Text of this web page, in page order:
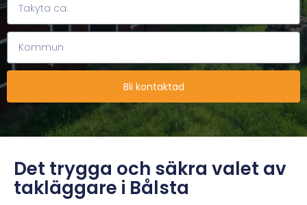
Bli kontaktad
Det trygga och säkra valet av
takläggare i Bålsta